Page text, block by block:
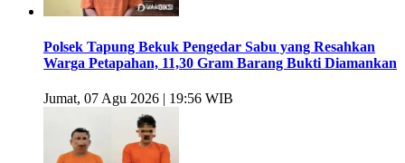
Polsek Tapung Bekuk Pengedar Sabu yang Resahkan
Warga Petapahan, 11,30 Gram Barang Bukti Diamankan
Jumat, 07 Agu 2026 | 19:56 WIB